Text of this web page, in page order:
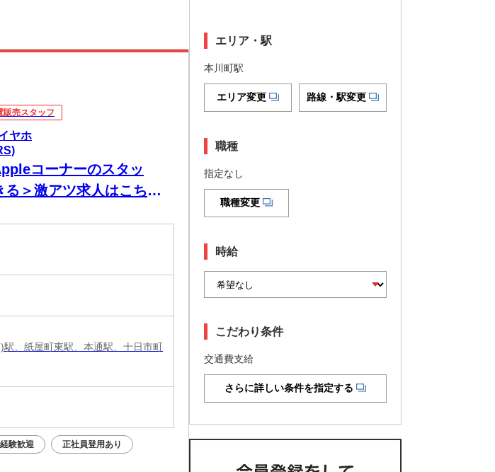
販売スタッフ
ヤホ
コーナーのスタッ
＞激アツ求人はこち
、紙屋町東駅、本通駅、十日市町
験歓迎 正社員登用あり
エリア・駅
本川町駅
エリア変更 路線・駅変更
職種
指定なし
職種変更
時給
こだわり条件
交通費支給
さらに詳しい条件を指定する